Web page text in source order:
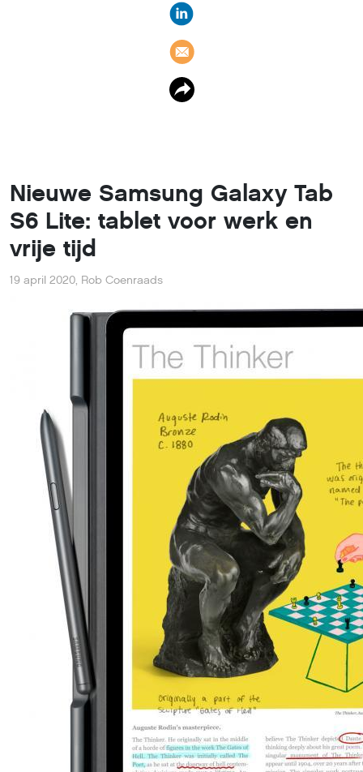
Nieuwe Samsung Galaxy Tab
S6 Lite: tablet voor werk en
vrije tijd
19 april 2020, Rob Coenraads